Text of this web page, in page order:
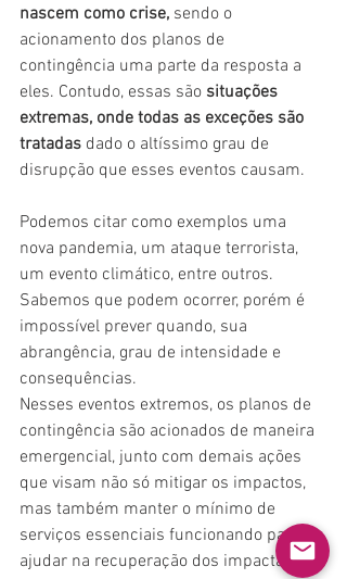
nascem como crise, sendo o
acionamento dos planos de
contingência uma parte da resposta a
eles. Contudo, essas são situações
extremas, onde todas as exceções são
tratadas dado o altíssimo grau de
disrupção que esses eventos causam.
Podemos citar como exemplos uma
nova pandemia, um ataque terrorista,
um evento climático, entre outros.
Sabemos que podem ocorrer, porém é
impossível prever quando, sua
abrangência, grau de intensidade e
consequências.
Nesses eventos extremos, os planos de
contingência são acionados de maneira
emergencial, junto com demais ações
que visam não só mitigar os impactos,
mas também manter o mínimo de
serviços essenciais funcionando para
ajudar na recuperação dos impactados.